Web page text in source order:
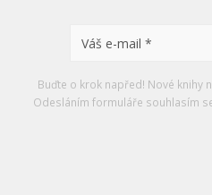
Buďte o krok napřed! Nové knihy
Odesláním formuláře souhlasím